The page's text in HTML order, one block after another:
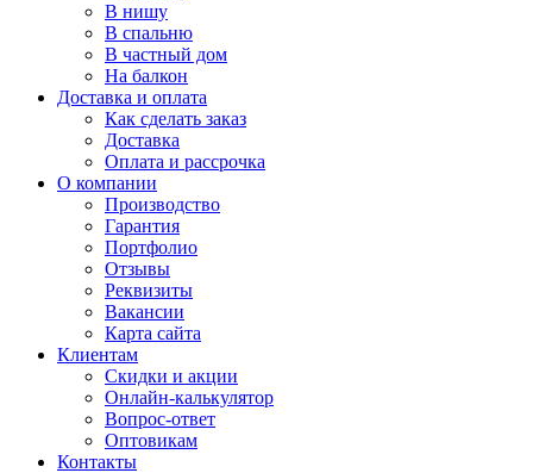
В нишу
В спальню
В частный дом
На балкон
Доставка и оплата
Как сделать заказ
Доставка
Оплата и рассрочка
О компании
Производство
Гарантия
Портфолио
Отзывы
Реквизиты
Вакансии
Карта сайта
Клиентам
Скидки и акции
Онлайн-калькулятор
Вопрос-ответ
Оптовикам
Контакты